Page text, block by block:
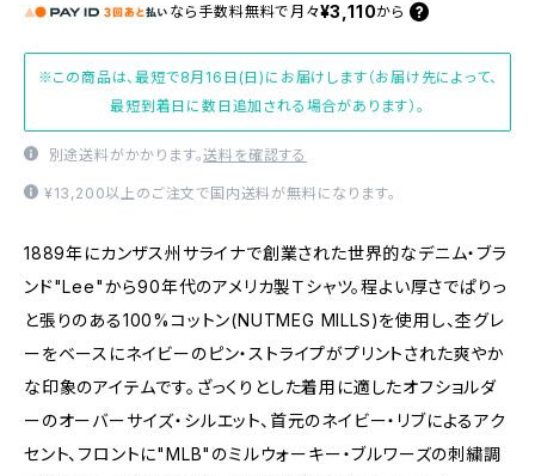
なら 手数料無料で 月々¥3,110から
※この商品は、最短で8月16日(日)にお届けします（お届け先によって、
最短到着日に数日追加される場合があります）。
別途送料がかかります。送料を確認する
¥13,200以上のご注文で国内送料が無料になります。
1889年にカンザス州サライナで創業された世界的なデニム・ブラ
ンド"Lee"から90年代のアメリカ製Ｔシャツ。程よい厚さでぱりっ
と張りのある100%コットン(NUTMEG MILLS)を使用し、杢グレ
ーをベースにネイビーのピン・ストライプがプリントされた爽やか
な印象のアイテムです。ざっくりとした着用に適したオフショルダ
ーのオーバーサイズ・シルエット、首元のネイビー・リブによるアク
セント、フロントに"MLB"のミルウォーキー・ブルワーズの刺繍調